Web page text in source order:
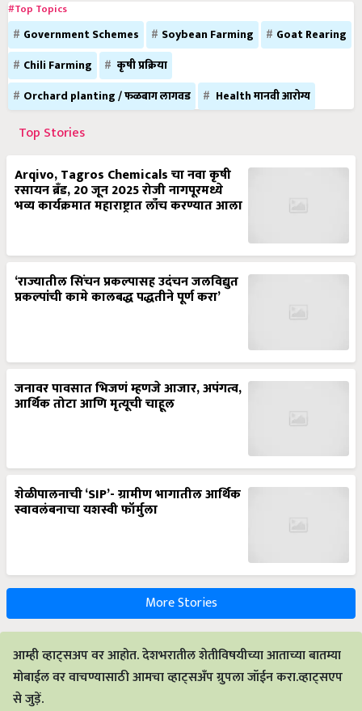
#Top Topics
Government Schemes Soybean Farming
Goat Rearing
Chili Farming
कृषी प्रक्रिया
Orchard planting / फळबाग लागवड
Health मानवी आरोग्य
Top Stories
Arqivo, Tagros Chemicals चा नवा कृषी
रसायन ब्रँड, 20 जून 2025 रोजी नागपूरमध्ये
भव्य कार्यक्रमात महाराष्ट्रात लाँच करण्यात आला
‘राज्यातील सिंचन प्रकल्पासह उदंचन जलविद्युत
प्रकल्पांची कामे कालबद्ध पद्धतीने पूर्ण करा’
जनावर पावसात भिजणं म्हणजे आजार, अपंगत्व,
आर्थिक तोटा आणि मृत्यूची चाहूल
शेळीपालनाची ‘SIP’- ग्रामीण भागातील आर्थिक
स्वावलंबनाचा यशस्वी फॉर्मुला
More Stories
आम्ही व्हाट्सअप वर आहोत. देशभरातील शेतीविषयीच्या आताच्या बातम्या
मोबाईल वर वाचण्यासाठी आमचा व्हाट्सअँप ग्रुपला जॉईन करा.व्हाट्सएप
से जुड़ें.